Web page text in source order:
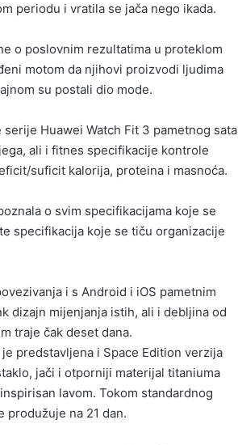
periodu i vratila se jača nego ikada.
o poslovnim rezultatima u proteklom
motom da njihovi proizvodi ljudima
su postali dio mode.
Huawei Watch Fit 3 pametnog sata
ali i fitnes specifikacije kontrole
suficit kalorija, proteina i masnoća.
o svim specifikacijama koje se
specifikacija koje se tiču organizacije
i s Android i iOS pametnim
dizajn mijenjanja istih, ali i debljina od
traje čak deset dana.
predstavljena i Space Edition verzija
jači i otporniji materijal titaniuma
lavom. Tokom standardnog
produžuje na 21 dan.